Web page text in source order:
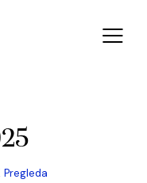
Pregleda